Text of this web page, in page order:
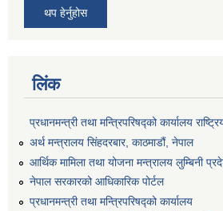
थप हेर्नुहोस
लिंक
प्रधानमन्त्री तथा मन्त्रिपरिषद्को कार्यालय
अर्थ मन्त्रालय सिंहदरबार, काठमाडौं, नेपाल
आर्थिक मामिला तथा योजना मन्त्रालय लुम्बिनी
नेपाल सरकारको आधिकारिक पोर्टल
प्रधानमन्त्री तथा मन्त्रिपरिषद्को कार्यालय